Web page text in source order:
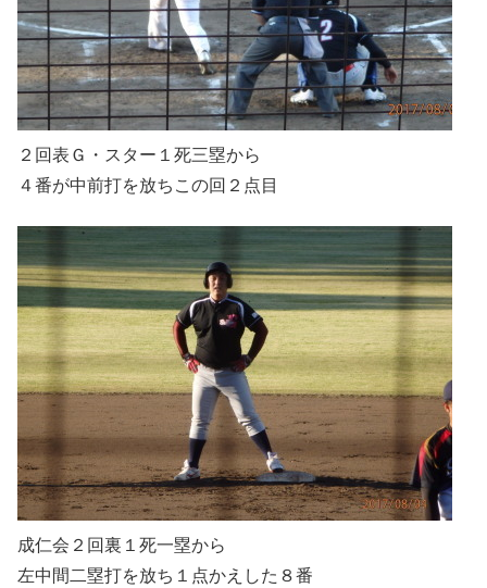
２回表Ｇ・スター１死三塁から
４番が中前打を放ちこの回２点目
成仁会２回裏１死一塁から
左中間二塁打を放ち１点かえした８番